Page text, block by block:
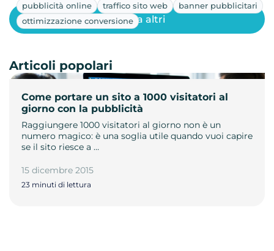
pubblicità online traffico sito web
banner pubblicitari
ottimizzazione conversione
Come portare un sito a 1000 visitatori al
giorno con la pubblicità
Raggiungere 1000 visitatori al giorno non è un
numero magico: è una soglia utile quando vuoi capire
se il sito riesce a …
15 dicembre 2015
23 minuti di lettura
Mostra altri
Articoli popolari